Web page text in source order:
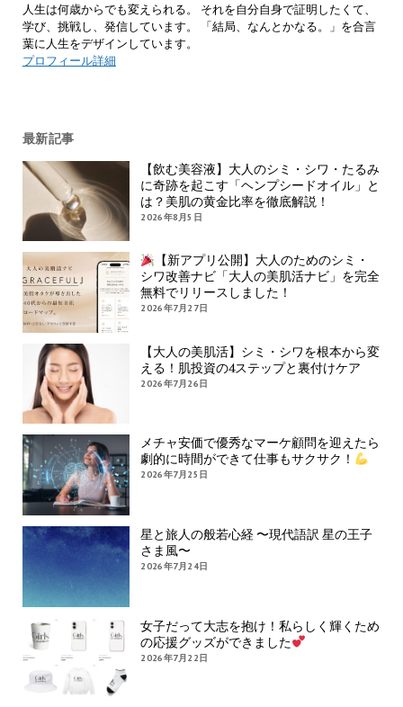
人生は何歳からでも変えられる。 それを自分自身で証明したくて、
学び、挑戦し、発信しています。 「結局、なんとかなる。」を合言
葉に人生をデザインしています。
プロフィール詳細
最新記事
【飲む美容液】大人のシミ・シワ・たるみ
に奇跡を起こす「ヘンプシードオイル」と
は？美肌の黄金比率を徹底解説！
2026年8月5日
【新アプリ公開】大人のためのシミ・
シワ改善ナビ「大人の美肌活ナビ」を完全
無料でリリースしました！
2026年7月27日
【大人の美肌活】シミ・シワを根本から変
える！肌投資の4ステップと裏付けケア
2026年7月26日
メチャ安価で優秀なマーケ顧問を迎えたら
劇的に時間ができて仕事もサクサク！
2026年7月25日
星と旅人の般若心経 〜現代語訳 星の王子
さま風〜
2026年7月24日
女子だって大志を抱け！私らしく輝くため
の応援グッズができました
2026年7月22日